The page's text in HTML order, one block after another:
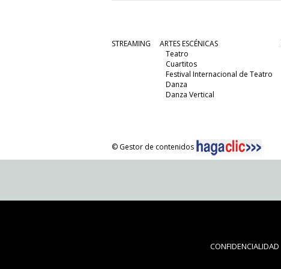
STREAMING
ARTES ESCÉNICAS
Teatro
Cuartitos
Festival Internacional de Teatro
Danza
Danza Vertical
© Gestor de contenidos
CONFIDENCIALIDAD